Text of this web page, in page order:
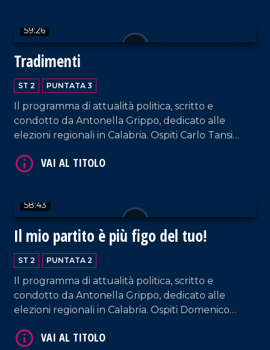
59:26
Tradimenti
ST 2 PUNTATA 3
Il programma di attualità politica, scritto e
condotto da Antonella Grippo, dedicato alle
elezioni regionali in Calabria. Ospiti Carlo Tansi
Ugo Vetere (DeMa).
58:43
Il mio partito è più figo del tuo!
ST 2 PUNTATA 2
Il programma di attualità politica, scritto e
condotto da Antonella Grippo, dedicato alle
elezioni regionali in Calabria. Ospiti Domenico
(Movimento 5 Stelle) e Sergio Aquino (De-